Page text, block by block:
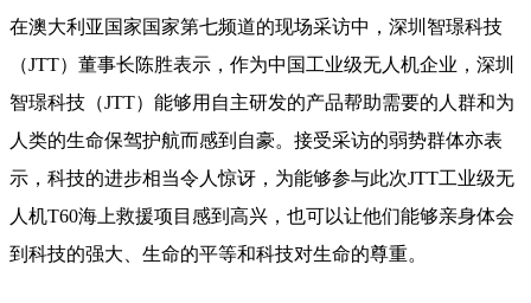
在澳大利亚国家国家第七频道的现场采访中，深圳智璟科技
（JTT）董事长陈胜表示，作为中国工业级无人机企业，深圳
智璟科技（JTT）能够用自主研发的产品帮助需要的人群和为
人类的生命保驾护航而感到自豪。接受采访的弱势群体亦表
示，科技的进步相当令人惊讶，为能够参与此次JTT工业级无
人机T60海上救援项目感到高兴，也可以让他们能够亲身体会
到科技的强大、生命的平等和科技对生命的尊重。